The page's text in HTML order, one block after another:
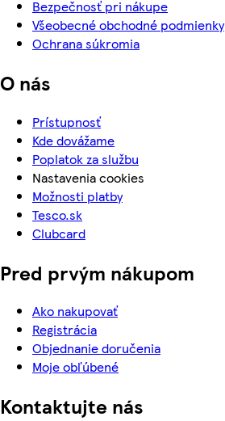
Bezpečnosť pri nákupe
Všeobecné obchodné podmienky
Ochrana súkromia
O nás
Prístupnosť
Kde dovážame
Poplatok za službu
Nastavenia cookies
Možnosti platby
Tesco.sk
Clubcard
Pred prvým nákupom
Ako nakupovať
Registrácia
Objednanie doručenia
Moje obľúbené
Kontaktujte nás